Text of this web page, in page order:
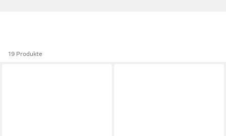
19 Produkte